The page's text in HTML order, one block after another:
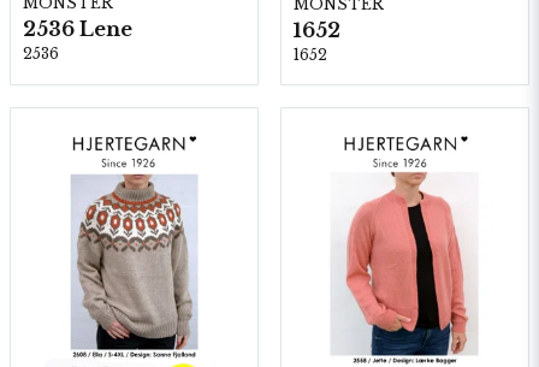
2536 Lene
2536
MÖNSTER
1652
1652